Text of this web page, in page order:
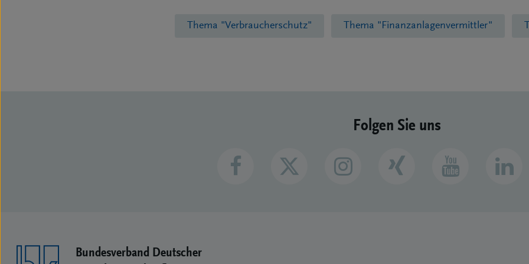
Thema "Verbraucherschutz" Thema "Finanzanlagenvermittler"
Folgen Sie uns
Bundesverband Deutscher